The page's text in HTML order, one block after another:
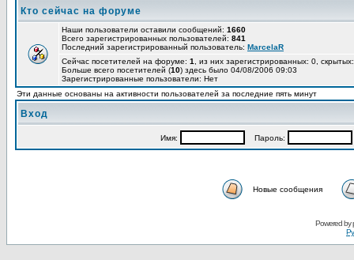
Кто сейчас на форуме
Наши пользователи оставили сообщений: 1660
Всего зарегистрированных пользователей: 841
Последний зарегистрированный пользователь: MarcelaR
Сейчас посетителей на форуме: 1
, из них зарегистрированных: 0,
Больше всего посетителей (10) здесь было 04/08/2006 09:03
Зарегистрированные пользователи: Нет
Эти данные основаны на активности пользователей за последние пять минут
Вход
Имя: Пароль:
Новые сообщения
Powered by